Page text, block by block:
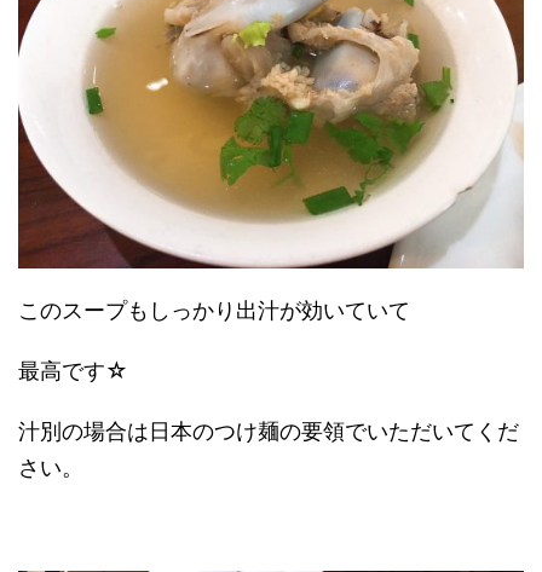
このスープもしっかり出汁が効いていて
最高です☆
汁別の場合は日本のつけ麺の要領でいただいてくだ
さい。